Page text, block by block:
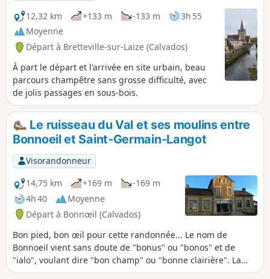
12,32 km
+133 m -133 m
3h 55
Moyenne
Départ à Bretteville-sur-Laize (Calvados)
À part le départ et l'arrivée en site urbain, beau
parcours champêtre sans grosse difficulté, avec
de jolis passages en sous-bois.
Le ruisseau du Val et ses moulins entre
Bonnoeil et Saint-Germain-Langot
Visorandonneur
14,75 km
+169 m
-169 m
4h 40
Moyenne
Départ à Bonnœil (Calvados)
Bon pied, bon œil pour cette randonnée... Le nom de
Bonnoeil vient sans doute de "bonus" ou "bonos" et de
"ialo", voulant dire "bon champ" ou "bonne clairière". La
richesse des sols est un atout de cette région où les